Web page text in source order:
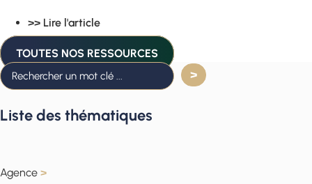
>> Lire l'article
TOUTES NOS RESSOURCES
Liste des thématiques
Agence >